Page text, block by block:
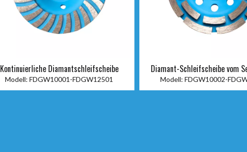
Kontinuierliche Diamantschleifscheibe
Modell: FDGW10001-FDGW12501
Diamant-Schleifscheibe vom
Modell: FDGW10002-